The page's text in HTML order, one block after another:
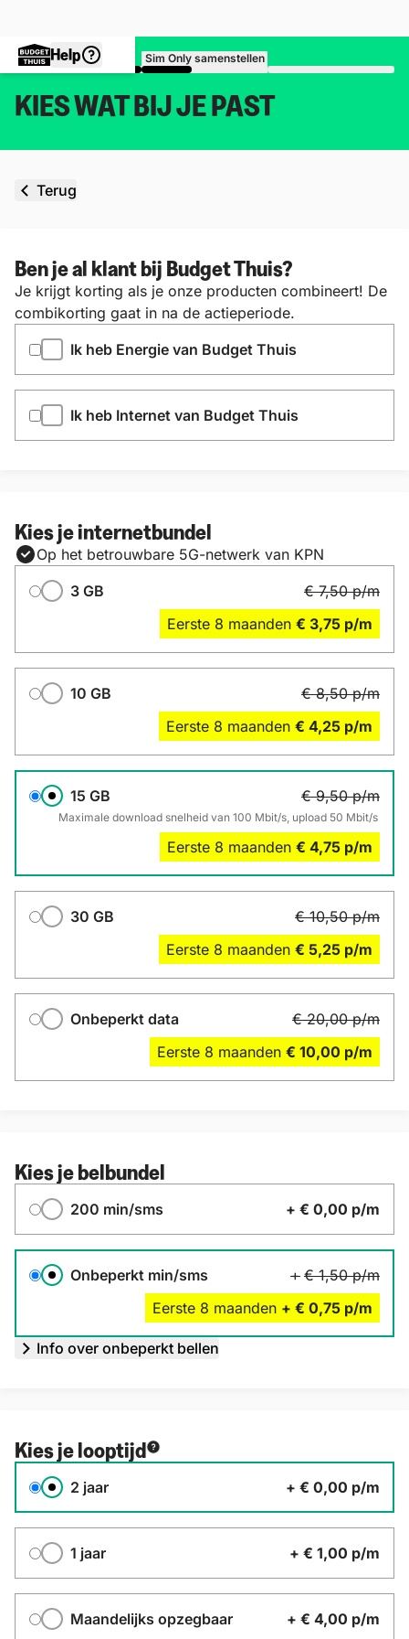
Help Sim Only samenstellen
KIES WAT BIJ JE PAST
Terug
Ben je al klant bij Budget Thuis?
Je krijgt korting als je onze producten combineert! De
combikorting gaat in na de actieperiode.
Ik heb Energie van Budget Thuis
Ik heb Internet van Budget Thuis
Kies je internetbundel
Op het betrouwbare 5G-netwerk van KPN
Databundel
3 GB
€ 7,50 p/m
Eerste 8 maanden € 3,75 p/m
10 GB € 8,50 p/m
Eerste 8 maanden € 4,25 p/m
15 GB € 9,50 p/m
Maximale download snelheid van 100 Mbit/s, upload 50 Mbit/s
Eerste 8 maanden € 4,75 p/m
30 GB € 10,50 p/m
Eerste 8 maanden € 5,25 p/m
Onbeperkt data € 20,00 p/m
Eerste 8 maanden € 10,00 p/m
Kies je belbundel
Belbundel
200 min/sms
+ € 0,00 p/m
Onbeperkt min/sms + € 1,50 p/m
Eerste 8 maanden + € 0,75 p/m
Info over onbeperkt bellen
Kies je looptijd
Contractduur
2 jaar
+ € 0,00 p/m
1 jaar + € 1,00 p/m
Maandelijks opzegbaar + € 4,00 p/m